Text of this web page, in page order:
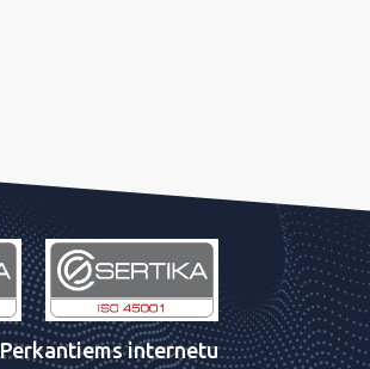
Perkantiems internetu